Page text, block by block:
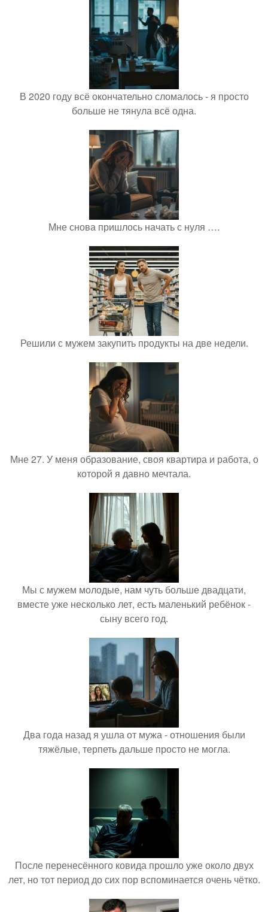
В 2020 году всё окончательно сломалось - я просто
больше не тянула всё одна.
Мне снова пришлось начать с нуля ….
Решили с мужем закупить продукты на две недели.
Мне 27. У меня образование, своя квартира и работа, о
которой я давно мечтала.
Мы с мужем молодые, нам чуть больше двадцати,
вместе уже несколько лет, есть маленький ребёнок -
сыну всего год.
Два года назад я ушла от мужа - отношения были
тяжёлые, терпеть дальше просто не могла.
После перенесённого ковида прошло уже около двух
лет, но тот период до сих пор вспоминается очень чётко.